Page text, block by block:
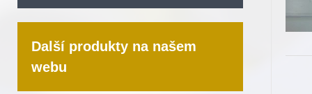
Další produkty na našem
webu